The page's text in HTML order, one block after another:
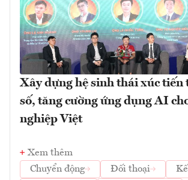
Xây dựng hệ sinh thái xúc tiến
số, tăng cường ứng dụng AI
nghiệp Việt
Xem thêm
Chuyển động
Đối thoại